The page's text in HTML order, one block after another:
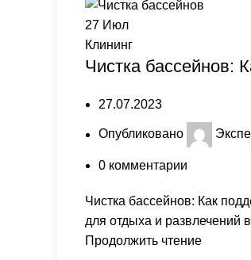
27 Июл
Клининг
Чистка бассейнов:
27.07.2023
Опубликовано
0 комментарии
Чистка бассейнов: Как
для отдыха и развлечений
Продолжить чтение